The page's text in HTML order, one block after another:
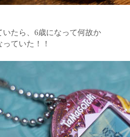
いたら、6歳になって何故か
っていた！！